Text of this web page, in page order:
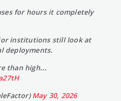
for hours it completely
institutions still look at
deployments.
than high…
May 30, 2026